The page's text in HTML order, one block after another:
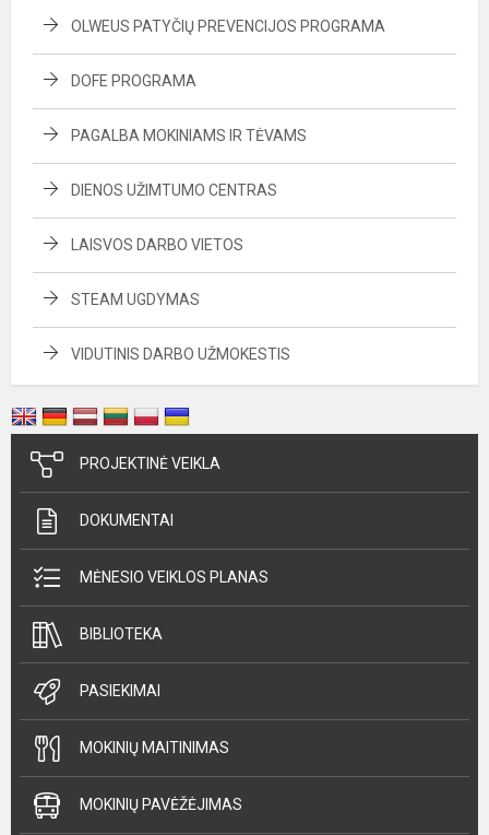
OLWEUS PATYČIŲ PREVENCIJOS PROGRAMA
DOFE PROGRAMA
PAGALBA MOKINIAMS IR TĖVAMS
DIENOS UŽIMTUMO CENTRAS
LAISVOS DARBO VIETOS
STEAM UGDYMAS
VIDUTINIS DARBO UŽMOKESTIS
PROJEKTINĖ VEIKLA
DOKUMENTAI
MĖNESIO VEIKLOS PLANAS
BIBLIOTEKA
PASIEKIMAI
MOKINIŲ MAITINIMAS
MOKINIŲ PAVĖŽĖJIMAS